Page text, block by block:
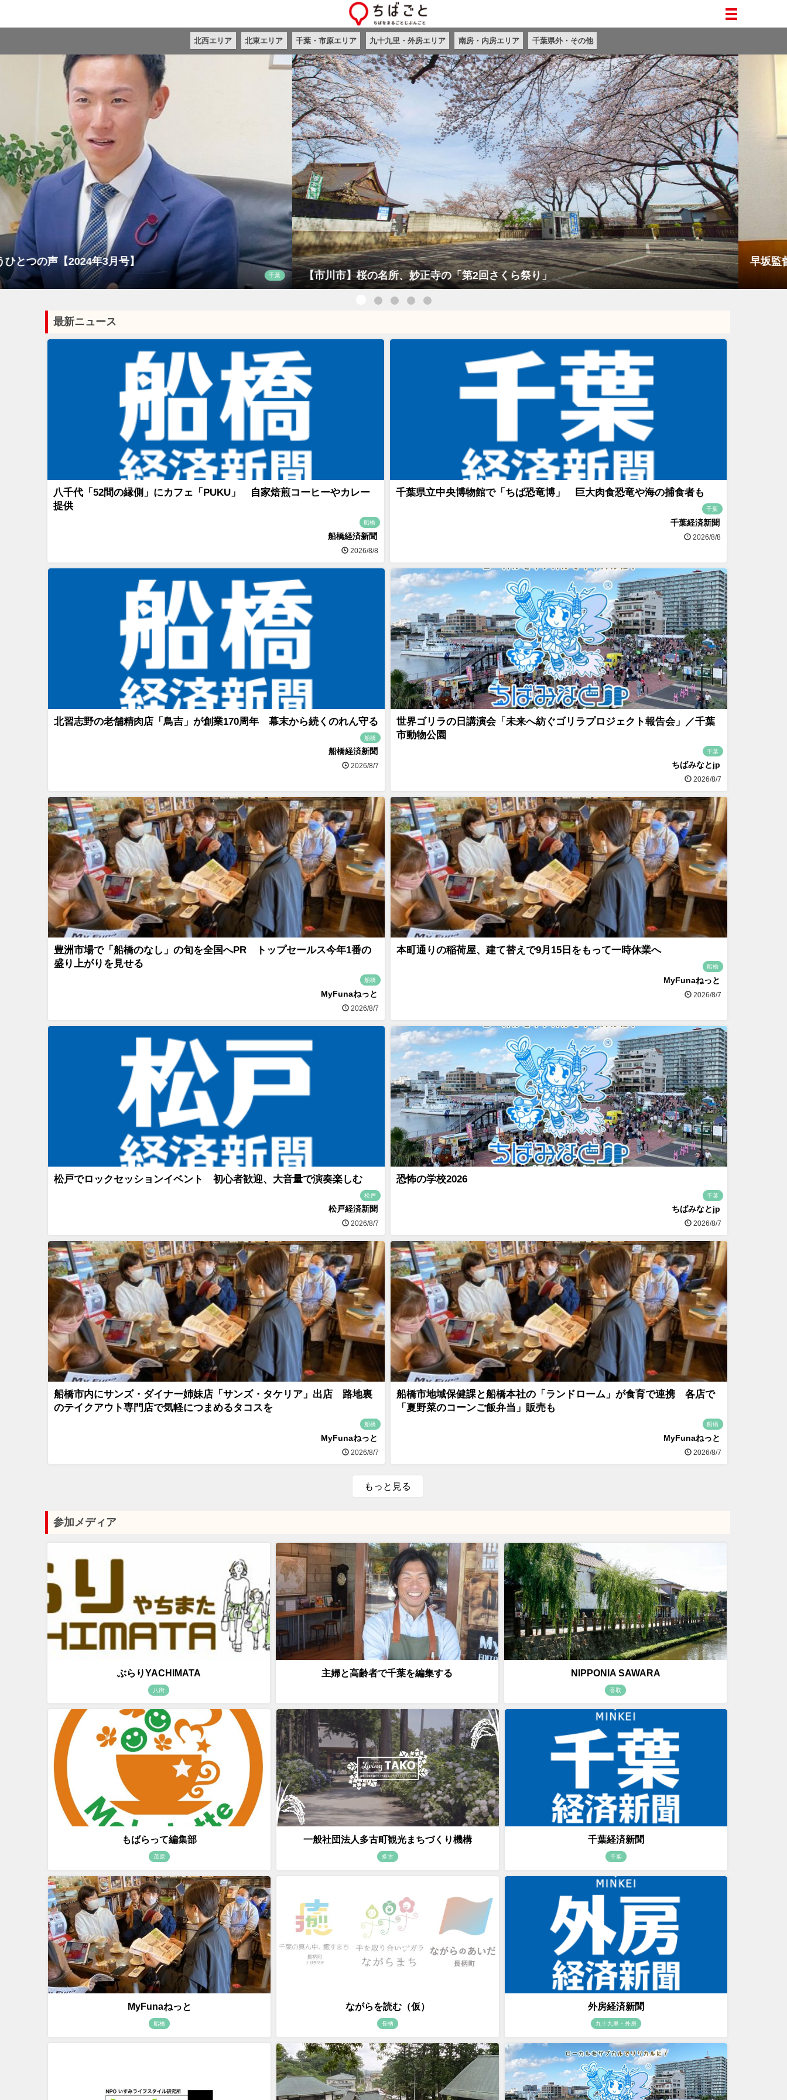
北西エリア 北東エリア 千葉・市原エリア 九十九里・外房エリア 南房・内房エリア 千葉県外・その他
】
【市川市】桜の名所、妙正寺の「第2回さくら祭り」
早坂監督（千葉スカイセイラー
最新ニュース
八千代「52間の縁側」にカフェ「PUKU」 自家焙煎コーヒーやカレー
提供
船橋
船橋経済新聞
2026/8/8
千葉県立中央博物館で「ちば恐竜博」 巨大肉食恐竜や海の捕食者も
千葉
千葉経済新聞
2026/8/8
北習志野の老舗精肉店「鳥吉」が創業170周年 幕末から続くのれん守る
船橋
船橋経済新聞
2026/8/7
世界ゴリラの日講演会「未来へ紡ぐゴリラプロジェクト報告会」／千葉
市動物公園
千葉
ちばみなとjp
2026/8/7
豊洲市場で「船橋のなし」の旬を全国へPR トップセールス今年1番の
盛り上がりを見せる
船橋
MyFunaねっと
2026/8/7
本町通りの稲荷屋、建て替えで9月15日をもって一時休業へ
船橋
MyFunaねっと
2026/8/7
松戸でロックセッションイベント 初心者歓迎、大音量で演奏楽しむ
松戸
松戸経済新聞
2026/8/7
恐怖の学校2026
千葉
ちばみなとjp
2026/8/7
船橋市内にサンズ・ダイナー姉妹店「サンズ・タケリア」出店 路地裏
のテイクアウト専門店で気軽につまめるタコスを
船橋
MyFunaねっと
2026/8/7
船橋市地域保健課と船橋本社の「ランドローム」が食育で連携 各店で
「夏野菜のコーンご飯弁当」販売も
船橋
MyFunaねっと
2026/8/7
もっと見る
参加メディア
ぶらりYACHIMATA
八街
主婦と高齢者で千葉を編集する NIPPONIA SAWARA
香取
もばらって編集部
茂原
一般社団法人多古町観光まちづくり機構
多古
千葉経済新聞
千葉
MyFunaねっと
船橋
ながらを読む（仮）
長柄
外房経済新聞
九十九里・外房